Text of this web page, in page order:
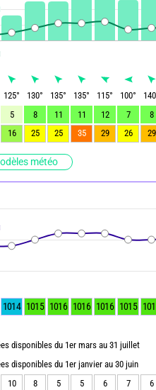
météo
125° 130° 135° 135° 115° 100°
140
5 8 11 11 12 7
8
16 25 25 35 29 26 29
1014 1015 1016 1016 1016 1015
disponibles du 1er mars au 31 juillet
disponibles du 1er janvier au 30 juin
10 8 5 5 6 7
6